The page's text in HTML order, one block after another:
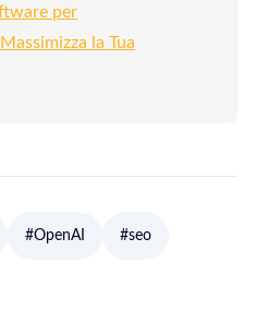
per
la Tua
#OpenAI #seo